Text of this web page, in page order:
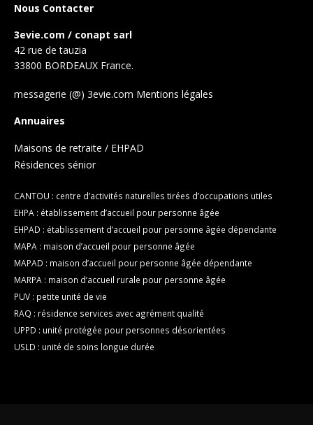
Nous Contacter
3evie.com / conapt sarl
42 rue de tauzia
33800 BORDEAUX France.
messagerie (@) 3evie.com Mentions légales
Annuaires
Maisons de retraite / EHPAD
Résidences sénior
CANTOU : centre d’activités naturelles tirées d’occupations utiles
EHPA : établissement d’accueil pour personne âgée
EHPAD : établissement d’accueil pour personne âgée dépendante
MAPA : maison d’accueil pour personne âgée
MAPAD : maison d’accueil pour personne âgée dépendante
MARPA : maison d’accueil rurale pour personne âgée
PUV : petite unité de vie
RAQ : résidence services avec agrément qualité
UPPD : unité protégée pour personnes désorientées
USLD : unité de soins longue durée